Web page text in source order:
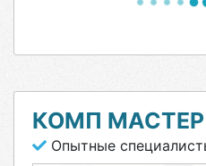
КОМП МАСТЕР
Опытные